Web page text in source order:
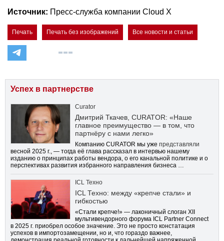
Источник: Пресс-служба компании Cloud X
Печать Печать без изображений Все новости и статьи
Успех в партнерстве
Curator
Дмитрий Ткачев, CURATOR: «Наше
главное преимущество — в том, что
партнёру с нами легко»
Компанию CURATOR мы уже представляли
весной 2025 г., — тогда её глава рассказал в интервью нашему
изданию о принципах работы вендора, о его канальной политике и о
перспективах развития избранного направления бизнеса …
ICL Техно
ICL Техно: между «крепче стали» и
гибкостью
«Стали крепче!» — лаконичный слоган XII
мультивендорного форума ICL Partner Connect
в 2025 г. приобрел особое значение. Это не просто констатация
успехов в импортозамещении, но и, что гораздо важнее,